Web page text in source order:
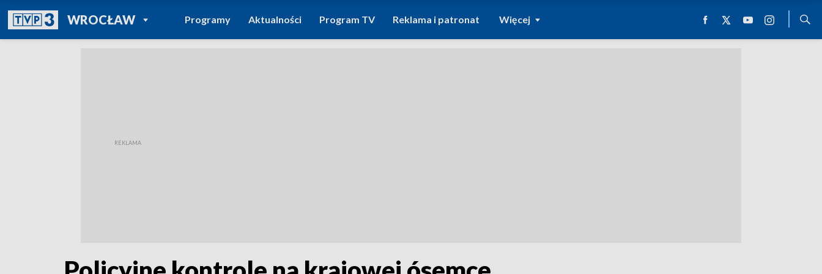
WROCŁAWPOWRÓT DO
TVP REGIONY
Programy Aktualności Program TV Reklama i patronat Więcej